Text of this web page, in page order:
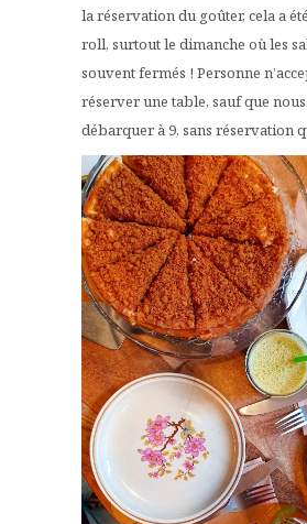
la réservation du goûter, cela a
roll, surtout le dimanche où les
souvent fermés ! Personne
réserver une table, sauf que
débarquer à 9, sans réservation